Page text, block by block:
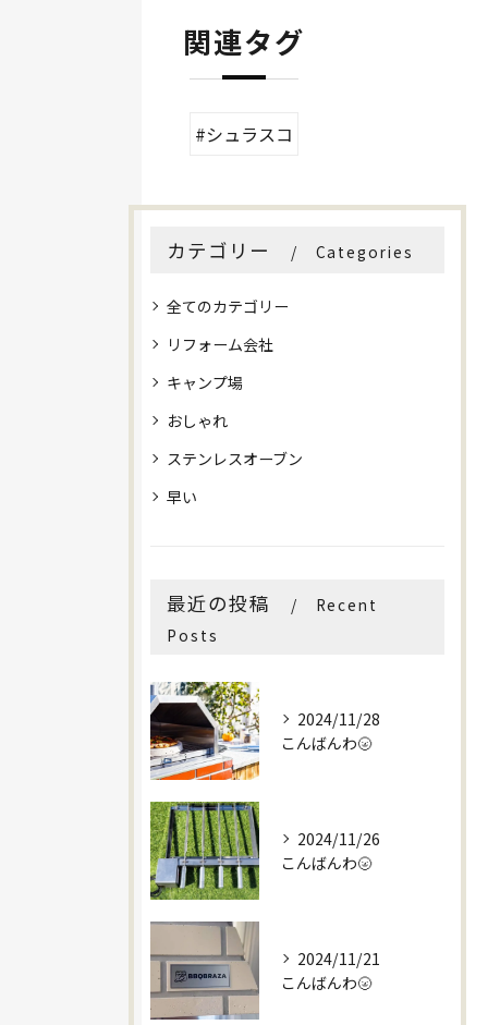
関連タグ
#シュラスコ
カテゴリー Categories
全てのカテゴリー
リフォーム会社
キャンプ場
おしゃれ
ステンレスオーブン
早い
最近の投稿
Recent
Posts
2024/11/28
こんばんわ🌝
2024/11/26
こんばんわ🌝
2024/11/21
こんばんわ🌝